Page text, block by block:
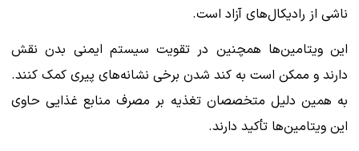
ناشی از رادیکال‌های آزاد است.
این ویتامین‌ها همچنین در تقویت سیستم ایمنی بدن نقش
دارند و ممکن است به کند شدن برخی نشانه‌های پیری کمک کنند.
به همین دلیل متخصصان تغذیه بر مصرف منابع غذایی حاوی
این ویتامین‌ها تأکید دارند.